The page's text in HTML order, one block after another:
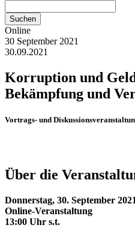
Suchen
Online
30 September 2021
30.09.2021
Korruption und
Bekämpfung und
Vortrags- und
Über die
Donnerstag, 30. September
Online-Veranstaltung
13:00 Uhr s.t.